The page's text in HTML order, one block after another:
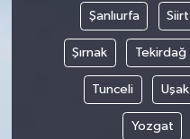
Şanlıurfa Siirt
Şırnak Tekirdağ
Tunceli Uşak
Yozgat